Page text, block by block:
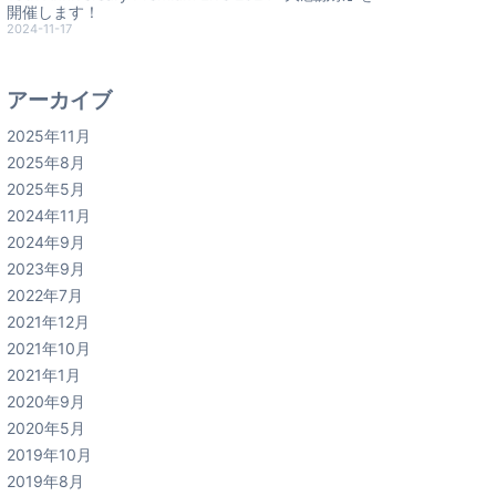
開催します！
2024-11-17
アーカイブ
2025年11月
2025年8月
2025年5月
2024年11月
2024年9月
2023年9月
2022年7月
2021年12月
2021年10月
2021年1月
2020年9月
2020年5月
2019年10月
2019年8月